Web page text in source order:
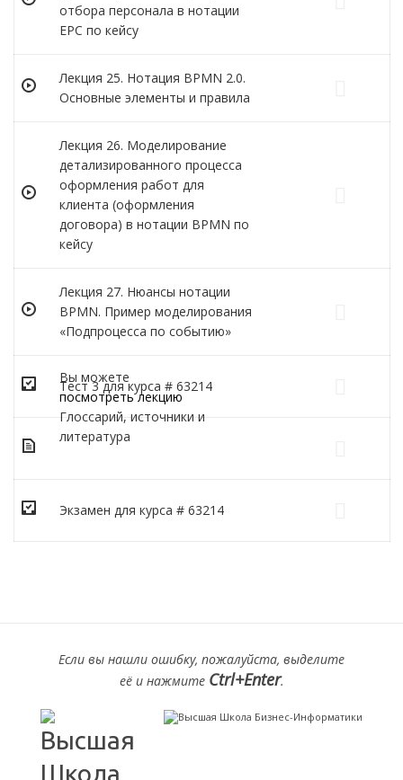
отбора персонала в нотации
ЕРС по кейсу
Лекция 25. Нотация BPMN 2.0.
Основные элементы и правила
Лекция 26. Моделирование
детализированного процесса
оформления работ для
клиента (оформления
договора) в нотации BPMN по
кейсу
Лекция 27. Нюансы нотации
BPMN. Пример моделирования
«Подпроцесса по событию»
Тест 3 для курса # 63214
Вы можете
посмотреть лекцию
Глоссарий, источники и
литература
Экзамен для курса # 63214
Если вы нашли ошибку, пожалуйста, выделите
её и нажмите Ctrl+Enter.